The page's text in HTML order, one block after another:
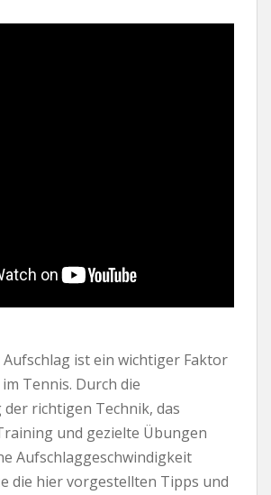
ist ein wichtiger Faktor
Tennis. Durch die
richtigen Technik, das
und gezielte Übungen
Aufschlaggeschwindigkeit
die hier vorgestellten Tipps und